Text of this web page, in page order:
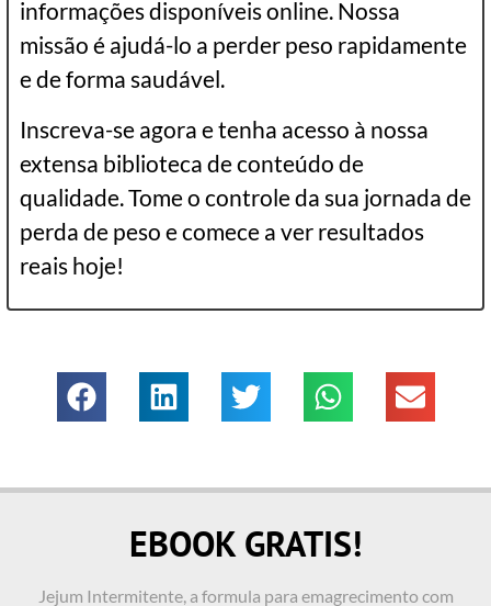
informações disponíveis online. Nossa
missão é ajudá-lo a perder peso rapidamente
e de forma saudável.
Inscreva-se agora e tenha acesso à nossa
extensa biblioteca de conteúdo de
qualidade. Tome o controle da sua jornada de
perda de peso e comece a ver resultados
reais hoje!
EBOOK GRATIS!
Jejum Intermitente, a formula para emagrecimento com